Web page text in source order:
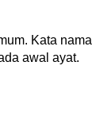
Kata nama
awal ayat.